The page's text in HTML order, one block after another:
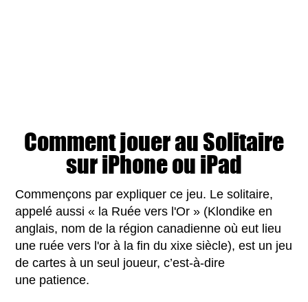
Comment jouer au Solitaire
sur iPhone ou iPad
Commençons par expliquer ce jeu. Le solitaire,
appelé aussi « la Ruée vers l'Or » (Klondike en
anglais, nom de la région canadienne où eut lieu
une ruée vers l'or à la fin du xixe siècle), est un jeu
de cartes à un seul joueur, c’est-à-dire
une patience.